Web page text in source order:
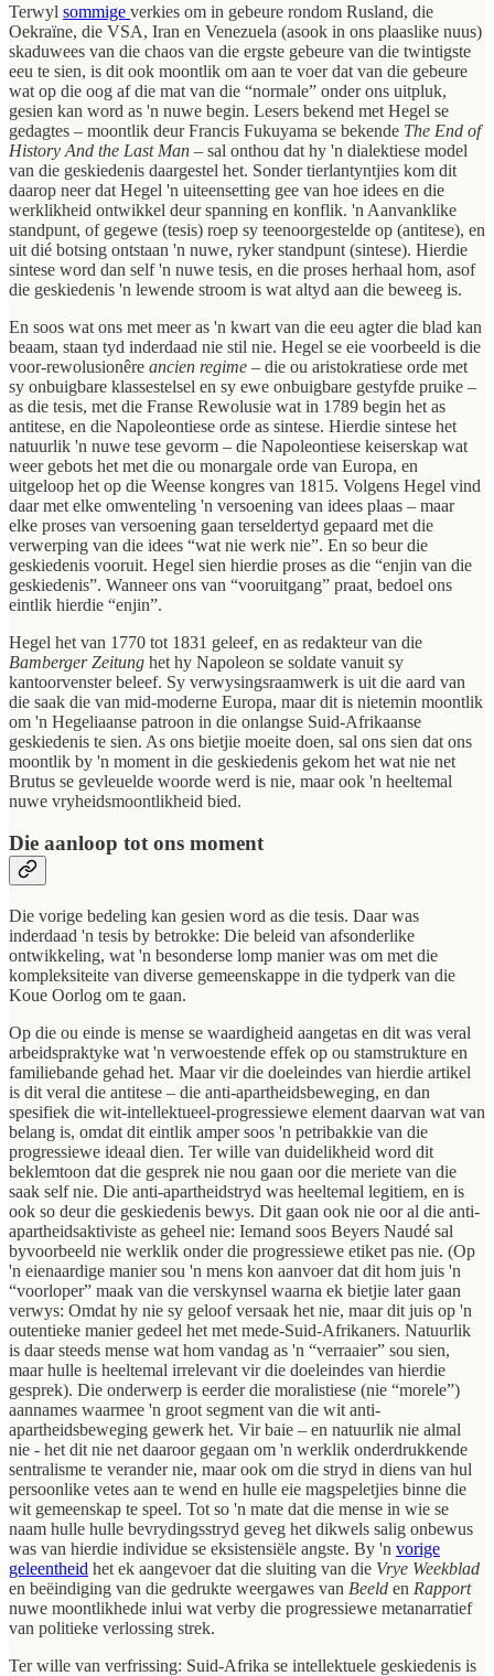
Terwyl sommige verkies om in gebeure rondom Rusland, die
Oekraïne, die VSA, Iran en Venezuela (asook in ons plaaslike nuus)
skaduwees van die chaos van die ergste gebeure van die twintigste
eeu te sien, is dit ook moontlik om aan te voer dat van die gebeure
wat op die oog af die mat van die “normale” onder ons uitpluk,
gesien kan word as 'n nuwe begin. Lesers bekend met Hegel se
gedagtes – moontlik deur Francis Fukuyama se bekende The End of
History And the Last Man – sal onthou dat hy 'n dialektiese model
van die geskiedenis daargestel het. Sonder tierlantyntjies kom dit
daarop neer dat Hegel 'n uiteensetting gee van hoe idees en die
werklikheid ontwikkel deur spanning en konflik. 'n Aanvanklike
standpunt, of gegewe (tesis) roep sy teenoorgestelde op (antitese), en
uit dié botsing ontstaan 'n nuwe, ryker standpunt (sintese). Hierdie
sintese word dan self 'n nuwe tesis, en die proses herhaal hom, asof
die geskiedenis 'n lewende stroom is wat altyd aan die beweeg is.
En soos wat ons met meer as 'n kwart van die eeu agter die blad kan
beaam, staan tyd inderdaad nie stil nie. Hegel se eie voorbeeld is die
voor-rewolusionêre ancien regime – die ou aristokratiese orde met
sy onbuigbare klassestelsel en sy ewe onbuigbare gestyfde pruike –
as die tesis, met die Franse Rewolusie wat in 1789 begin het as
antitese, en die Napoleontiese orde as sintese. Hierdie sintese het
natuurlik 'n nuwe tese gevorm – die Napoleontiese keiserskap wat
weer gebots het met die ou monargale orde van Europa, en
uitgeloop het op die Weense kongres van 1815. Volgens Hegel vind
daar met elke omwenteling 'n versoening van idees plaas – maar
elke proses van versoening gaan terseldertyd gepaard met die
verwerping van die idees “wat nie werk nie”. En so beur die
geskiedenis vooruit. Hegel sien hierdie proses as die “enjin van die
geskiedenis”. Wanneer ons van “vooruitgang” praat, bedoel ons
eintlik hierdie “enjin”.
Hegel het van 1770 tot 1831 geleef, en as redakteur van die
Bamberger Zeitung het hy Napoleon se soldate vanuit sy
kantoorvenster beleef. Sy verwysingsraamwerk is uit die aard van
die saak die van mid-moderne Europa, maar dit is nietemin moontlik
om 'n Hegeliaanse patroon in die onlangse Suid-Afrikaanse
geskiedenis te sien. As ons bietjie moeite doen, sal ons sien dat ons
moontlik by 'n moment in die geskiedenis gekom het wat nie net
Brutus se gevleuelde woorde werd is nie, maar ook 'n heeltemal
nuwe vryheidsmoontlikheid bied.
Die aanloop tot ons moment
Die vorige bedeling kan gesien word as die tesis. Daar was
inderdaad 'n tesis by betrokke: Die beleid van afsonderlike
ontwikkeling, wat 'n besonderse lomp manier was om met die
kompleksiteite van diverse gemeenskappe in die tydperk van die
Koue Oorlog om te gaan.
Op die ou einde is mense se waardigheid aangetas en dit was veral
arbeidspraktyke wat 'n verwoestende effek op ou stamstrukture en
familiebande gehad het. Maar vir die doeleindes van hierdie artikel
is dit veral die antitese – die anti-apartheidsbeweging, en dan
spesifiek die wit-intellektueel-progressiewe element daarvan wat van
belang is, omdat dit eintlik amper soos 'n petribakkie van die
progressiewe ideaal dien. Ter wille van duidelikheid word dit
beklemtoon dat die gesprek nie nou gaan oor die meriete van die
saak self nie. Die anti-apartheidstryd was heeltemal legitiem, en is
ook so deur die geskiedenis bewys. Dit gaan ook nie oor al die anti-
apartheidsaktiviste as geheel nie: Iemand soos Beyers Naudé sal
byvoorbeeld nie werklik onder die progressiewe etiket pas nie. (Op
'n eienaardige manier sou 'n mens kon aanvoer dat dit hom juis 'n
“voorloper” maak van die verskynsel waarna ek bietjie later gaan
verwys: Omdat hy nie sy geloof versaak het nie, maar dit juis op 'n
outentieke manier gedeel het met mede-Suid-Afrikaners. Natuurlik
is daar steeds mense wat hom vandag as 'n “verraaier” sou sien,
maar hulle is heeltemal irrelevant vir die doeleindes van hierdie
gesprek). Die onderwerp is eerder die moralistiese (nie “morele”)
aannames waarmee 'n groot segment van die wit anti-
apartheidsbeweging gewerk het. Vir baie – en natuurlik nie almal
nie - het dit nie net daaroor gegaan om 'n werklik onderdrukkende
sentralisme te verander nie, maar ook om die stryd in diens van hul
persoonlike vetes aan te wend en hulle eie magspeletjies binne die
wit gemeenskap te speel. Tot so 'n mate dat die mense in wie se
naam hulle hulle bevrydingsstryd geveg het dikwels salig onbewus
was van hierdie individue se eksistensiële angste. By 'n vorige
geleentheid het ek aangevoer dat die sluiting van die Vrye Weekblad
en beëindiging van die gedrukte weergawes van Beeld en Rapport
nuwe moontlikhede inlui wat verby die progressiewe metanarratief
van politieke verlossing strek.
Ter wille van verfrissing: Suid-Afrika se intellektuele geskiedenis is